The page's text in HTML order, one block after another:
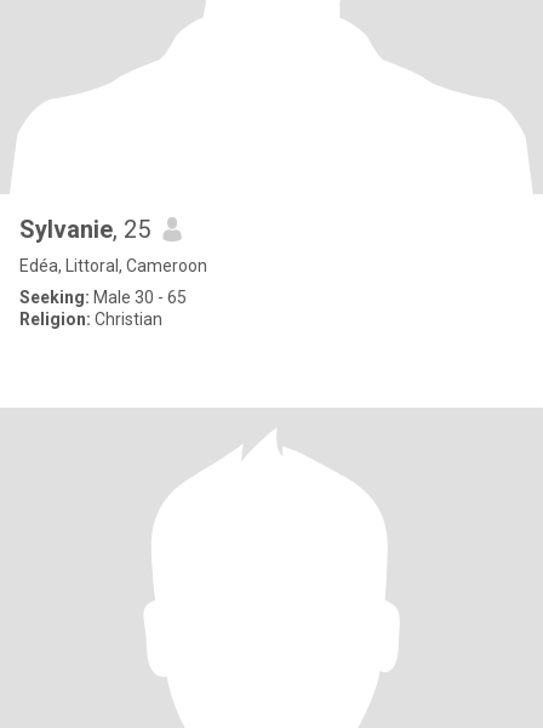
Sylvanie, 25
Edéa, Littoral, Cameroon
Seeking: Male 30 - 65
Religion: Christian